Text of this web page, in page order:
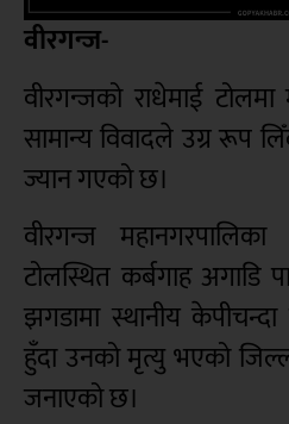
वीरगन्ज-
वीरगन्जको राधेमाई
सामान्य विवादले उग्र रूप
ज्यान गएको छ।
वीरगन्ज
टोलस्थित कर्बगाह अगाडि
झगडामा स्थानीय
हुँदा उनको मृत्यु भएको
जनाएको छ।